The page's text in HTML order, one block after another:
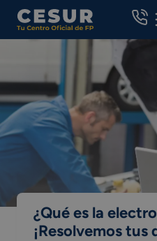
Skip
content
¿Qué es la
¡Resolvemos tus